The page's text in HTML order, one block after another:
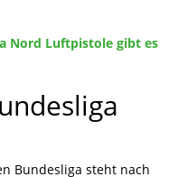
Nord Luftpistole gibt es
Bundesliga steht nach